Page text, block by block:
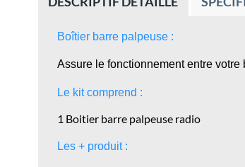
Boîtier barre palpeuse :
Assure le fonctionnement entre
Le kit comprend :
1 Boitier barre palpeuse radio
Les + produit :